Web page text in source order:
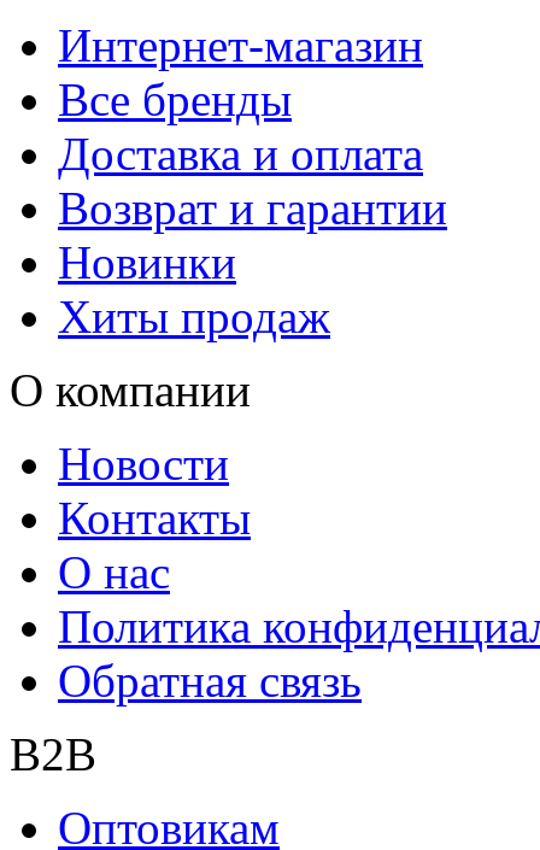
Интернет-магазин
Все бренды
Доставка и оплата
Возврат и гарантии
Новинки
Хиты продаж
О компании
Новости
Контакты
О нас
Политика
Обратная связь
B2B
Оптовикам